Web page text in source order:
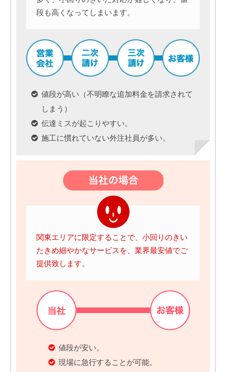
段も高くなってしまいます。
値段が高い（不明瞭な追加料金を請求されて
しまう）
伝達ミスが起こりやすい。
施工に慣れていない外注社員が多い。
関東エリアに限定することで、小回りのきい
たきめ細やかなサービスを、業界最安値でご
提供致します。
値段が安い。
現場に急行することが可能。